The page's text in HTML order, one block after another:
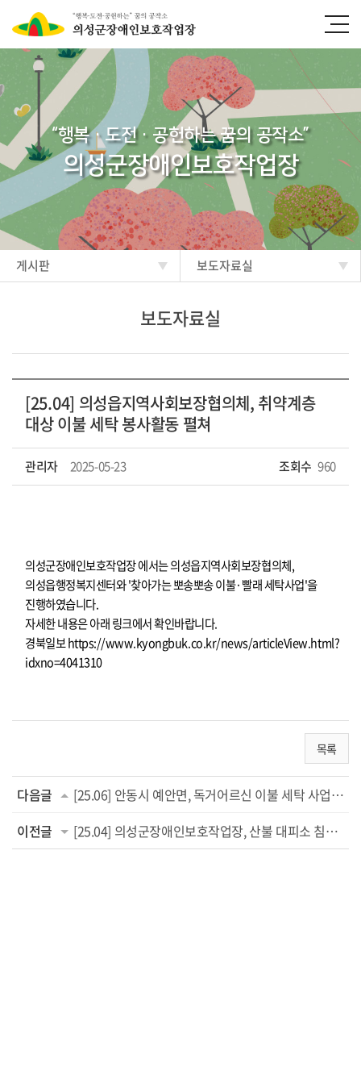
“행복·도전·공헌하는 꿈의 공작소”
의성군장애인보호작업장
게시판 보도자료실
보도자료실
[25.04] 의성읍지역사회보장협의체, 취약계층
대상 이불 세탁 봉사활동 펼쳐
관리자 2025-05-23 조회수 960
의성군장애인보호작업장 에서는 의성읍지역사회보장협의체,
의성읍행정복지센터와 '찾아가는 뽀송뽀송 이불·빨래 세탁사업'을
진행하였습니다.
자세한 내용은 아래 링크에서 확인바랍니다.
경북일보https://www.kyongbuk.co.kr/news/articleView.html?
idxno=4041310
목록
다음글
[25.06] 안동시 예안면, 독거어르신 이불 세탁 사업 추진
이전글
[25.04] 의성군장애인보호작업장, 산불 대피소 침구 1500채 세탁 ‘조용한 헌신’